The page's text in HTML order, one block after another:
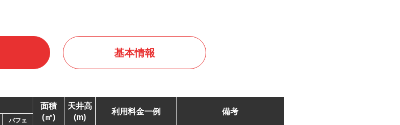
基本情報
面積
(㎡)
天井高
(m)
利用料金一例 備考
バフェ